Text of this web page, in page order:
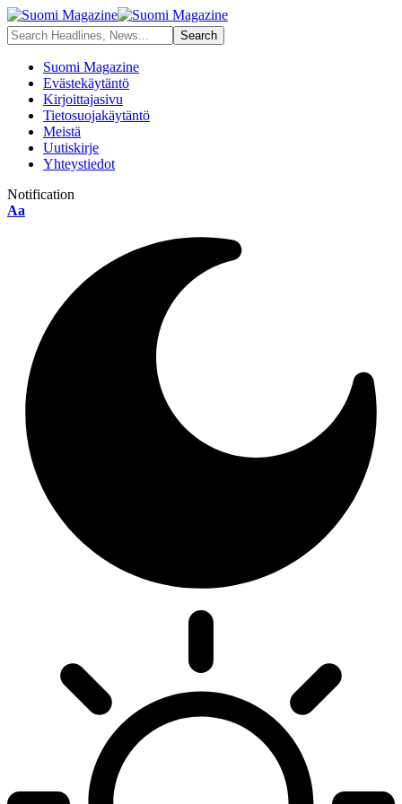
Suomi Magazine
Evästekäytäntö
Kirjoittajasivu
Tietosuojakäytäntö
Meistä
Uutiskirje
Yhteystiedot
Notification
Aa